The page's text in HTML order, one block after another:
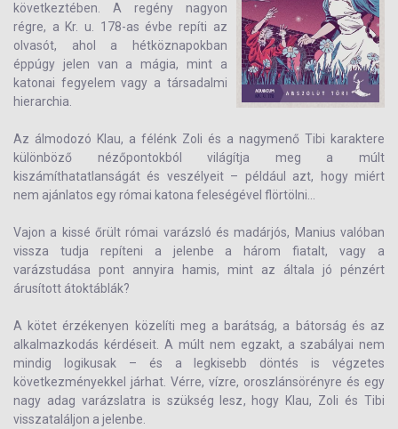
következtében. A regény nagyon
régre, a Kr. u. 178-as évbe repíti az
olvasót, ahol a hétköznapokban
éppúgy jelen van a mágia, mint a
katonai fegyelem vagy a társadalmi
hierarchia.
Az álmodozó Klau, a félénk Zoli és a nagymenő Tibi karaktere
különböző nézőpontokból világítja meg a múlt
kiszámíthatatlanságát és veszélyeit – például azt, hogy miért
nem ajánlatos egy római katona feleségével flörtölni...
Vajon a kissé őrült római varázsló és madárjós, Manius valóban
vissza tudja repíteni a jelenbe a három fiatalt, vagy a
varázstudása pont annyira hamis, mint az általa jó pénzért
árusított átoktáblák?
A kötet érzékenyen közelíti meg a barátság, a bátorság és az
alkalmazkodás kérdéseit. A múlt nem egzakt, a szabályai nem
mindig logikusak – és a legkisebb döntés is végzetes
következményekkel járhat. Vérre, vízre, oroszlánsörényre és egy
nagy adag varázslatra is szükség lesz, hogy Klau, Zoli és Tibi
visszataláljon a jelenbe.